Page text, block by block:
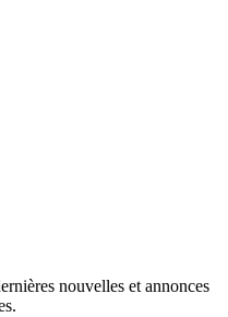
nouvelles et annonces